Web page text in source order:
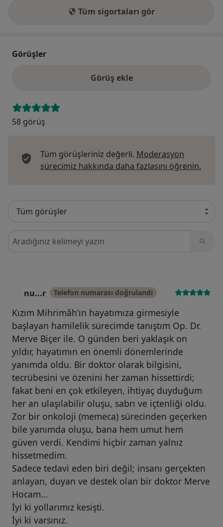
Tüm sigortaları gör
Görüşler
Görüş ekle
58 görüş
Tüm görüşleriniz değerli. Moderasyon
sürecimiz hakkında daha fazlasını öğrenin.
Görüşler içerisinde ara
nu...r Telefon numarası doğrulandı
Kızım Mihrimâh’ın hayatımıza girmesiyle
başlayan hamilelik sürecimde tanıştım Op. Dr.
Merve Biçer ile. O günden beri yaklaşık on
yıldır, hayatımın en önemli dönemlerinde
yanımda oldu. Bir doktor olarak bilgisini,
tecrübesini ve özenini her zaman hissettirdi;
fakat beni en çok etkileyen, ihtiyaç duyduğum
her an ulaşılabilir oluşu, sabrı ve içtenliği oldu.
Zor bir onkoloji (memeca) sürecinden geçerken
bile yanımda oluşu, bana hem umut hem
güven verdi. Kendimi hiçbir zaman yalnız
hissetmedim.
Sadece tedavi eden biri değil; insanı gerçekten
anlayan, duyan ve destek olan bir doktor Merve
Hocam…
İyi ki yollarımız kesişti.
İyi ki varsınız.